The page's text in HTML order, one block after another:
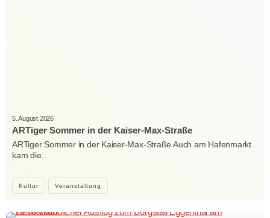
Kultur Veranstaltung
5. August 2026
ARTiger Sommer in der Kaiser-Max-Straße
ARTiger Sommer in der Kaiser-Max-Straße Auch am Hafenmarkt
kam die…